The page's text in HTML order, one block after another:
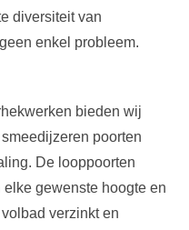
diversiteit van
enkel probleem.
bieden wij
poorten
De looppoorten
gewenste hoogte en
verzinkt en